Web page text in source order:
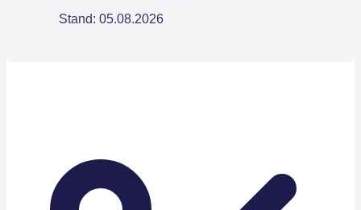
Stand: 05.08.2026